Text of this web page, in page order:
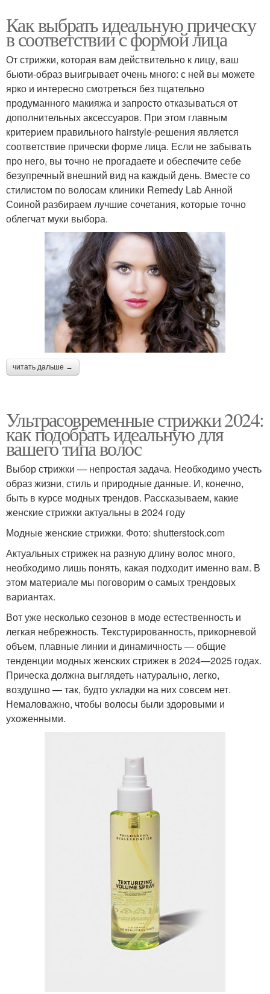
Как выбрать идеальную прическу
в соответствии с формой лица
От стрижки, которая вам действительно к лицу, ваш
бьюти-образ выигрывает очень много: с ней вы можете
ярко и интересно смотреться без тщательно
продуманного макияжа и запросто отказываться от
дополнительных аксессуаров. При этом главным
критерием правильного hairstyle-решения является
соответствие прически форме лица. Если не забывать
про него, вы точно не прогадаете и обеспечите себе
безупречный внешний вид на каждый день. Вместе со
стилистом по волосам клиники Remedy Lab Анной
Соиной разбираем лучшие сочетания, которые точно
облегчат муки выбора.
читать дальше →
Ультрасовременные стрижки 2024:
как подобрать идеальную для
вашего типа волос
Выбор стрижки — непростая задача. Необходимо учесть
образ жизни, стиль и природные данные. И, конечно,
быть в курсе модных трендов. Рассказываем, какие
женские стрижки актуальны в 2024 году
Модные женские стрижки. Фото: shutterstock.com
Актуальных стрижек на разную длину волос много,
необходимо лишь понять, какая подходит именно вам. В
этом материале мы поговорим о самых трендовых
вариантах.
Вот уже несколько сезонов в моде естественность и
легкая небрежность. Текстурированность, прикорневой
объем, плавные линии и динамичность — общие
тенденции модных женских стрижек в 2024—2025 годах.
Прическа должна выглядеть натурально, легко,
воздушно — так, будто укладки на них совсем нет.
Немаловажно, чтобы волосы были здоровыми и
ухоженными.